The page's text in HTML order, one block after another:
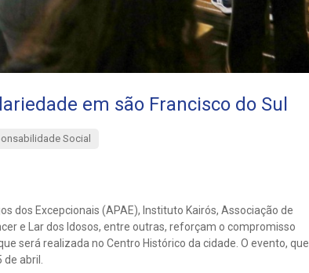
em são Francisco do Sul
Social
dos Excepcionais (APAE), Instituto Kairós, Associação de
e Lar dos Idosos, entre outras, reforçam o compromisso
será realizada no Centro Histórico da cidade. O evento, que
abril.